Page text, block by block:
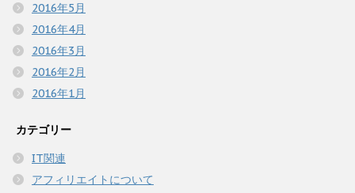
2016年5月
2016年4月
2016年3月
2016年2月
2016年1月
カテゴリー
IT関連
アフィリエイトについて